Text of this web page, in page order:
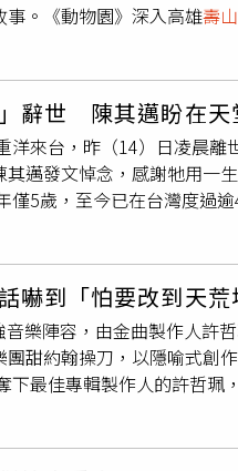
深切不捨。過去數年間，
高閔琳也表示，「昭海」
合大型草食動物，未來將持
。《動物園》深入高雄壽
刺激動物大戰」，劇中因
上演驚險的「人熊對峙」
與溫柔的一面。王柏傑也
《猩球崛起》的資深特技
（圖／Disney+）另一頭
一報到就犯了職場大忌，
被指派去幫大象「阿里」
硬著頭皮鏟屎，鬧出不少
享「我帶的犀牛是吃素的所
自己最喜歡的動物就是猴
他來演」，導演蘇文聖也
辭世 陳其邁盼在天
洋來台，昨（14）日凌晨
邁發文悼念，感謝牠用一
5歲，至今已在台灣度過
與牠合影留念。他也曾與
分辨熟悉的聲音，聽見呼喚
物園的搬遷、改建與再出發
小朋友溫馨故事及生命教
喜愛的母象「阿里」，個性
唯有取得牠信任的保育員
到「怕要改到天荒
樂陣容，由金曲製作人許
甜約翰操刀，以隱喻式創
我希望音樂帶著行進感，
更有日常的療癒與幽默，配
度信任，「還沒正式動工